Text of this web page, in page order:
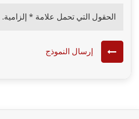
الحقول التي تحمل علامة * إلزامية.
إرسال النموذج